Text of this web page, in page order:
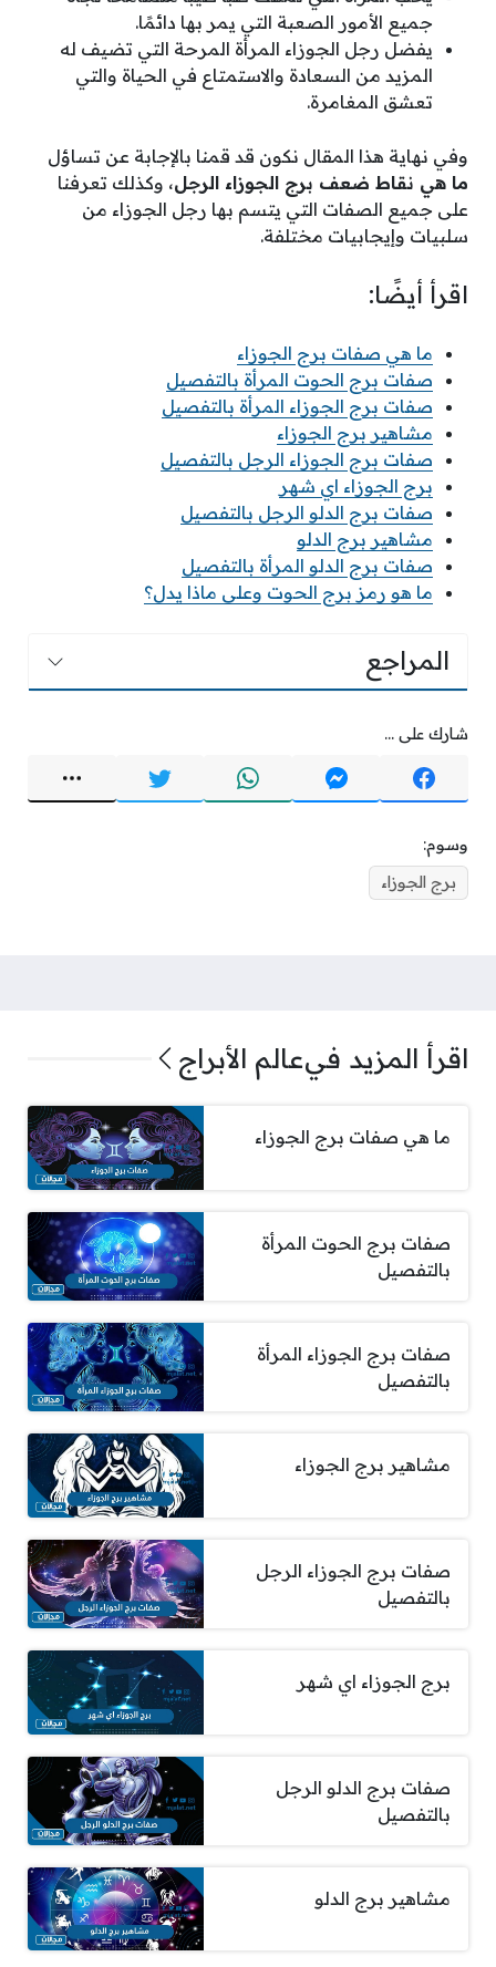
جميع الأمور الصعبة التي يمر بها دائمًا.
يفضل رجل الجوزاء المرأة المرحة التي تضيف له
المزيد من السعادة والاستمتاع في الحياة والتي
تعشق المغامرة.
وفي نهاية هذا المقال نكون قد قمنا بالإجابة عن تساؤل
ما هي نقاط ضعف برج الجوزاء الرجل، وكذلك تعرفنا
على جميع الصفات التي يتسم بها رجل الجوزاء من
سلبيات وإيجابيات مختلفة.
اقرأ أيضًا:
ما هي صفات برج الجوزاء
صفات برج الحوت المرأة بالتفصيل
صفات برج الجوزاء المرأة بالتفصيل
مشاهير برج الجوزاء
صفات برج الجوزاء الرجل بالتفصيل
برج الجوزاء اي شهر
صفات برج الدلو الرجل بالتفصيل
مشاهير برج الدلو
صفات برج الدلو المرأة بالتفصيل
ما هو رمز برج الحوت وعلى ماذا يدل؟
المراجع
شارك على ...
وسوم:
برج الجوزاء
اقرأ المزيد فيعالم الأبراج
ما هي صفات برج الجوزاء
صفات برج الحوت المرأة
بالتفصيل
صفات برج الجوزاء المرأة
بالتفصيل
مشاهير برج الجوزاء
صفات برج الجوزاء الرجل
بالتفصيل
برج الجوزاء اي شهر
صفات برج الدلو الرجل
بالتفصيل
مشاهير برج الدلو